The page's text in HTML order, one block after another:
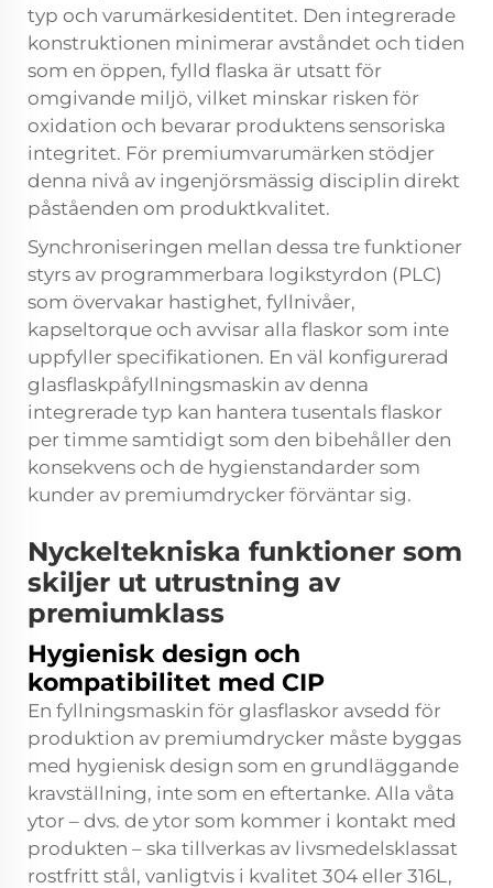
typ och varumärkesidentitet. Den integrerade
konstruktionen minimerar avståndet och tiden
som en öppen, fylld flaska är utsatt för
omgivande miljö, vilket minskar risken för
oxidation och bevarar produktens sensoriska
integritet. För premiumvarumärken stödjer
denna nivå av ingenjörsmässig disciplin direkt
påståenden om produktkvalitet.
Synchroniseringen mellan dessa tre funktioner
styrs av programmerbara logikstyrdon (PLC)
som övervakar hastighet, fyllnivåer,
kapseltorque och avvisar alla flaskor som inte
uppfyller specifikationen. En väl konfigurerad
glasflaskpåfyllningsmaskin av denna
integrerade typ kan hantera tusentals flaskor
per timme samtidigt som den bibehåller den
konsekvens och de hygienstandarder som
kunder av premiumdrycker förväntar sig.
Nyckeltekniska funktioner som
skiljer ut utrustning av
premiumklass
Hygienisk design och
kompatibilitet med CIP
En fyllningsmaskin för glasflaskor avsedd för
produktion av premiumdrycker måste byggas
med hygienisk design som en grundläggande
kravställning, inte som en eftertanke. Alla våta
ytor – dvs. de ytor som kommer i kontakt med
produkten – ska tillverkas av livsmedelsklassat
rostfritt stål, vanligtvis i kvalitet 304 eller 316L,